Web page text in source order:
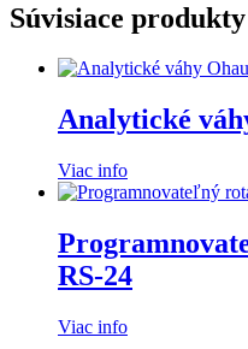
Súvisiace produkty
Analytické
Viac info
RS-24
Viac info